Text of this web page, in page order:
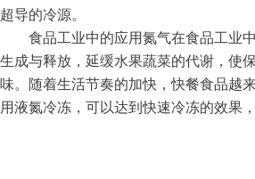
超导的冷源。
食品工业中的应用氮气在食品工业
生成与释放，延缓水果蔬菜的代谢，使
味。随着生活节奏的加快，快餐食品越
用液氮冷冻，可以达到快速冷冻的效果